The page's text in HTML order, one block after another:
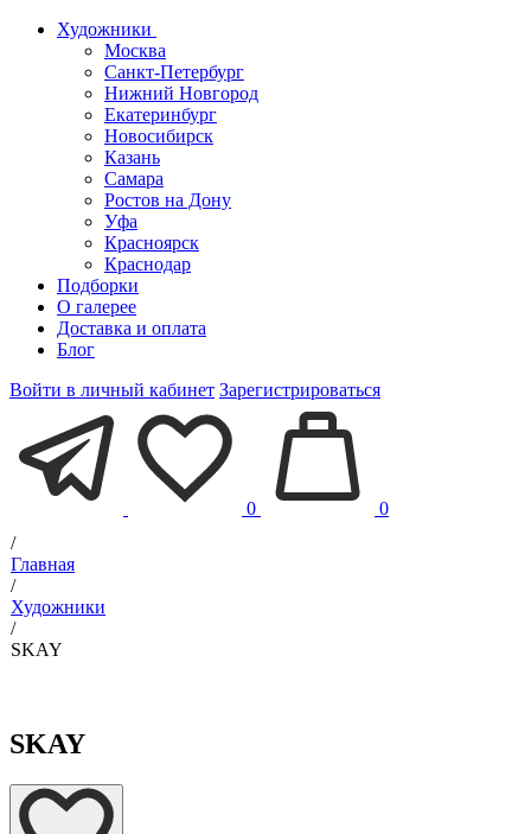
Художники
Москва
Санкт-Петербург
Нижний Новгород
Екатеринбург
Новосибирск
Казань
Самара
Ростов на Дону
Уфа
Красноярск
Краснодар
Подборки
О галерее
Доставка и оплата
Блог
Войти в личный кабинет Зарегистрироваться
0
0
/
Главная
/
Художники
/
SKAY
SKAY